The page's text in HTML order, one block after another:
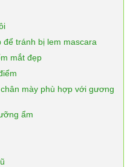
để tránh bị lem mascara
mắt đẹp
mày phù hợp với gương
ẩm